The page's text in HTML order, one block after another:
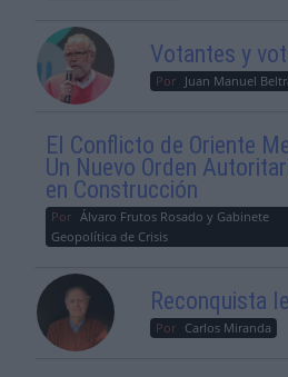
Votantes y
Por Juan Manuel
El Conflicto de Oriente
Un Nuevo Orden
en Construcción
Por Álvaro Frutos Rosado y Gabinete
Geopolítica de Crisis
Reconquista
Por Carlos Miranda